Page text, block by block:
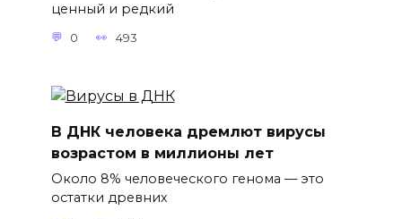
ценный и редкий
0 493
В ДНК человека дремлют вирусы
возрастом в миллионы лет
Около 8% человеческого генома — это
остатки древних